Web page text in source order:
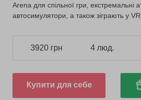
Arena для спільної гри, екстремальні
автосимулятори, а також зіграють у VR-
3920 грн 4 люд.
Купити для себе